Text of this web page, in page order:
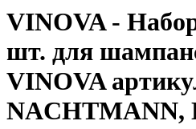
VINOVA -
шт. для
VINOVA
NACHTMANN,